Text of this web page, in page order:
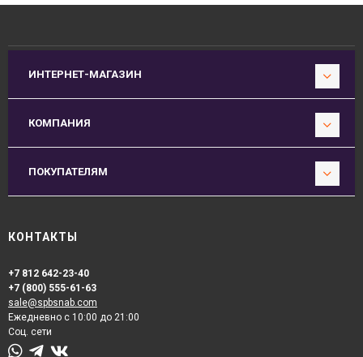
ИНТЕРНЕТ-МАГАЗИН
КОМПАНИЯ
ПОКУПАТЕЛЯМ
КОНТАКТЫ
+7 812 642-23-40
+7 (800) 555-61-63
sale@spbsnab.com
Ежедневно с 10:00 до 21:00
Соц. сети